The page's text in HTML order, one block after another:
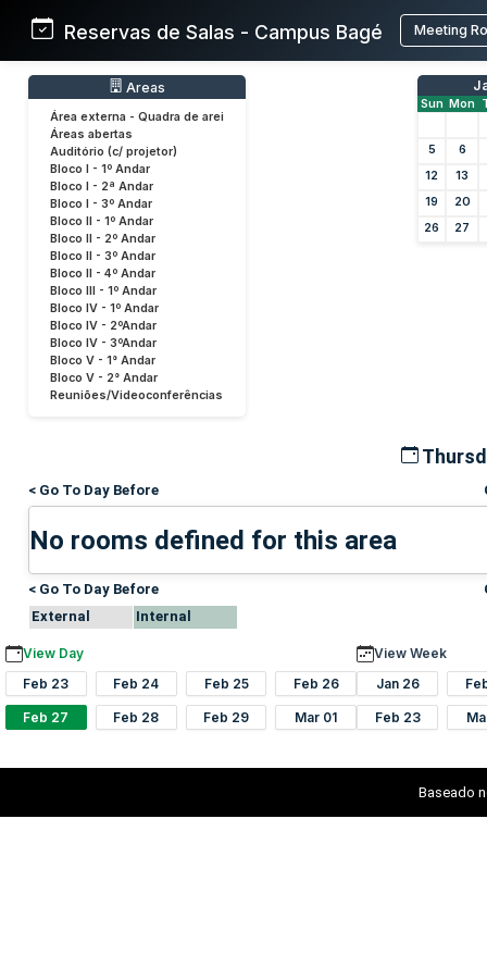
Reservas de Salas - Campus Bagé Meeting
Areas
Área externa - Quadra de arei
Áreas abertas
Auditório (c/ projetor)
Bloco I - 1º Andar
Bloco I - 2ª Andar
Bloco I - 3º Andar
Bloco II - 1º Andar
Bloco II - 2º Andar
Bloco II - 3º Andar
Bloco II - 4º Andar
Bloco III - 1º Andar
Bloco IV - 1º Andar
Bloco IV - 2ºAndar
Bloco IV - 3ºAndar
Bloco V - 1° Andar
Bloco V - 2° Andar
Reuniões/Videoconferências
Sun Mon
5
6
12
13
19
20
26
27
< Go To Day Before
No rooms defined for this area
< Go To Day Before
External
Internal
View Day
Feb 23
Feb 24 Feb 25 Feb 26
Feb 27 Feb 28 Feb 29 Mar 01
View Week
Jan 26
Feb 23
Baseado